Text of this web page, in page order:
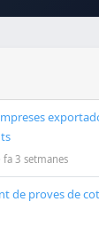
· fa 3 setmanes
de proves de